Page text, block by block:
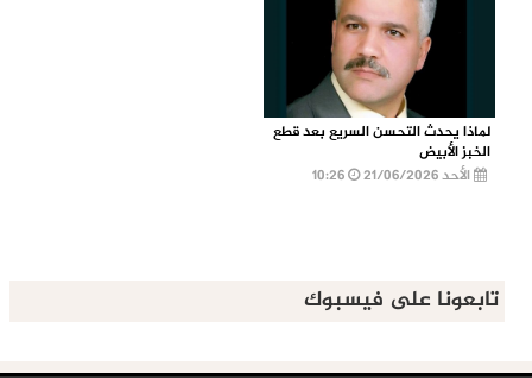
لماذا يحدث التحسن السريع بعد قطع
الخبز الأبيض
الأحد 21/06/2026
تابعونا على فيسبوك